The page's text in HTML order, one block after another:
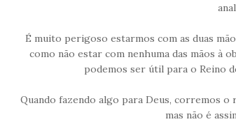
É muito perigoso estarmos com as duas
como não estar com nenhuma das mãos à
podemos ser útil para o Reino
Quando fazendo algo para Deus, corremos
mas não é